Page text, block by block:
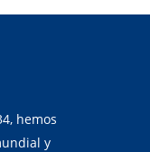
hemos
y